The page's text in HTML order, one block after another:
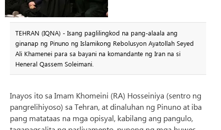
TEHRAN (IQNA) - Isang paglilingkod na pang-alaala ang
ginanap ng Pinuno ng Islamikong Rebolusyon Ayatollah Seyed
Ali Khamenei para sa bayani na komandante ng Iran na si
Heneral Qassem Soleimani.
Inayos ito sa Imam Khomeini (RA) Hosseiniya (sentro ng
pangrelihiyoso) sa Tehran, at dinaluhan ng Pinuno at iba
pang matataas na mga opisyal, kabilang ang pangulo,